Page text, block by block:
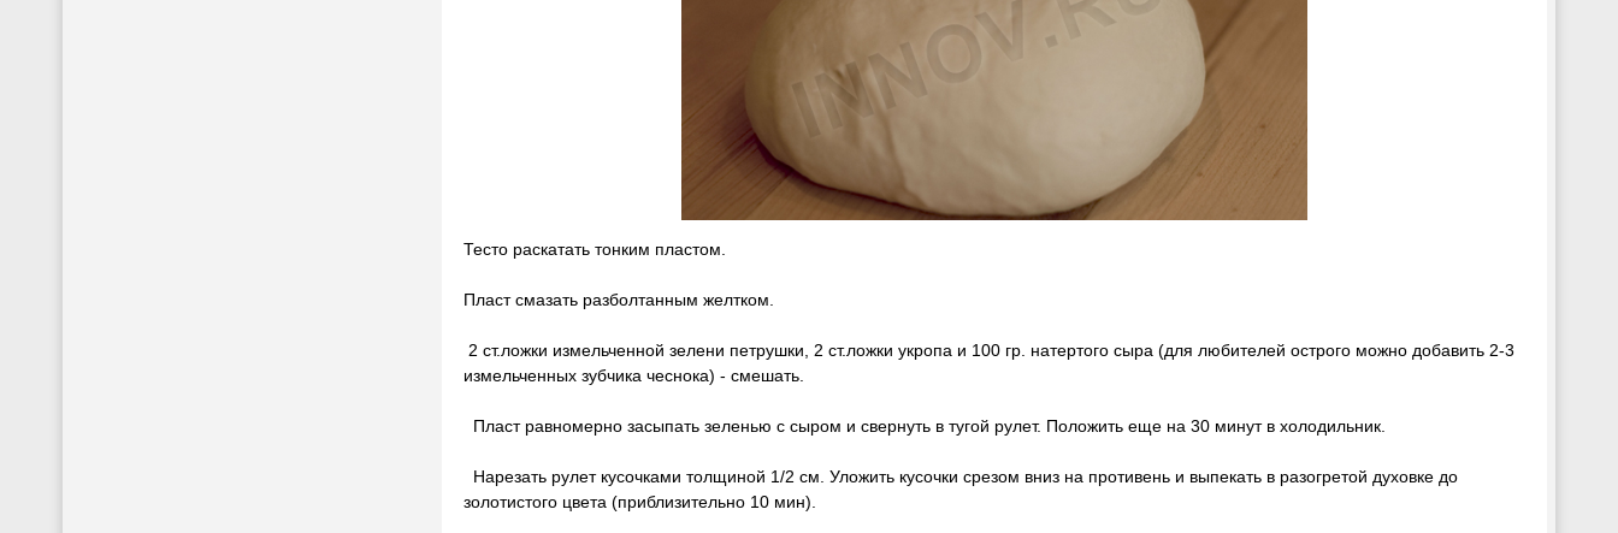
Тесто раскатать тонким пластом.
Пласт смазать разболтанным желтком.
2 ст.ложки измельченной зелени петрушки, 2 ст.ложки укропа и 100 гр. натертого сыра (для любителей острого можно добавить 2-3
измельченных зубчика чеснока) - смешать.
Пласт равномерно засыпать зеленью с сыром и свернуть в тугой рулет. Положить еще на 30 минут в холодильник.
Нарезать рулет кусочками толщиной 1/2 см. Уложить кусочки срезом вниз на противень и выпекать в разогретой духовке до
золотистого цвета (приблизительно 10 мин).